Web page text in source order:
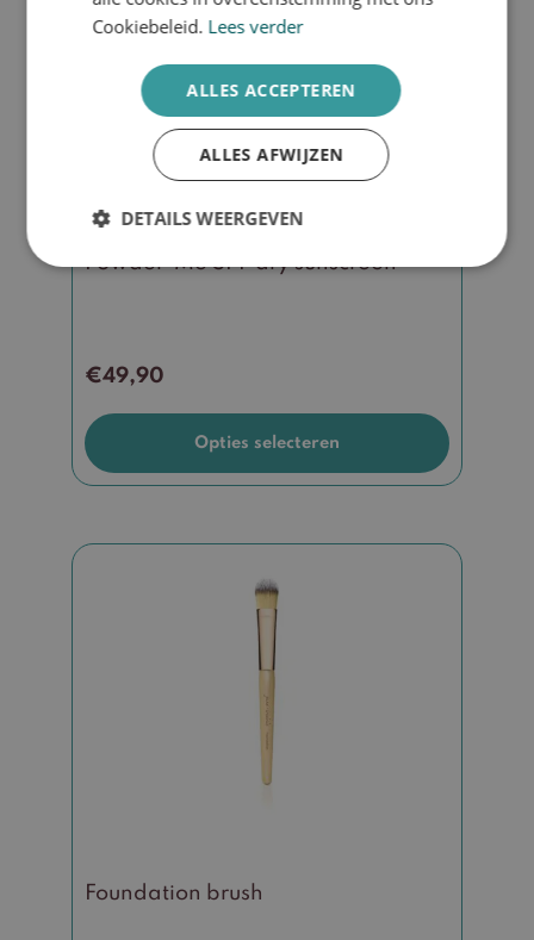
Powder-Me SPF dry sunscreen
€49,90
Opties selecteren
meerdere
gekozen
op
Foundation brush
Cookiebeleid. Lees verder
ALLES ACCEPTEREN
ALLES AFWIJZEN
DETAILS WEERGEVEN